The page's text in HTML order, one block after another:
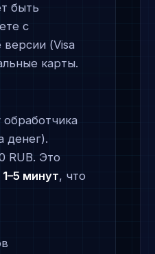
быть
с
(Visa
карты.
обработчика
денег).
RUB. Это
1–5 минут, что